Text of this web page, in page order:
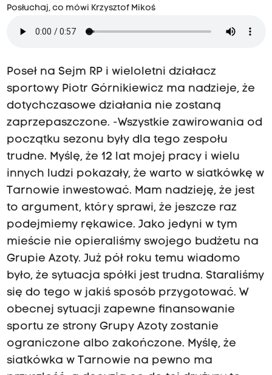
Posłuchaj, co mówi Krzysztof Mikoś
Poseł na Sejm RP i wieloletni działacz
sportowy Piotr Górnikiewicz ma nadzieje, że
dotychczasowe działania nie zostaną
zaprzepaszczone. -Wszystkie zawirowania od
początku sezonu były dla tego zespołu
trudne. Myślę, że 12 lat mojej pracy i wielu
innych ludzi pokazały, że warto w siatkówkę w
Tarnowie inwestować. Mam nadzieję, że jest
to argument, który sprawi, że jeszcze raz
podejmiemy rękawice. Jako jedyni w tym
mieście nie opieraliśmy swojego budżetu na
Grupie Azoty. Już pół roku temu wiadomo
było, że sytuacja spółki jest trudna. Staraliśmy
się do tego w jakiś sposób przygotować. W
obecnej sytuacji zapewne finansowanie
sportu ze strony Grupy Azoty zostanie
ograniczone albo zakończone. Myślę, że
siatkówka w Tarnowie na pewno ma